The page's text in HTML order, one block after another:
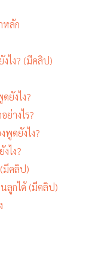
หลัก
ไง? (มีคลิป)
ยังไง?
างไร?
พูดยังไง?
ไง?
มีคลิป)
ลูกได้ (มีคลิป)